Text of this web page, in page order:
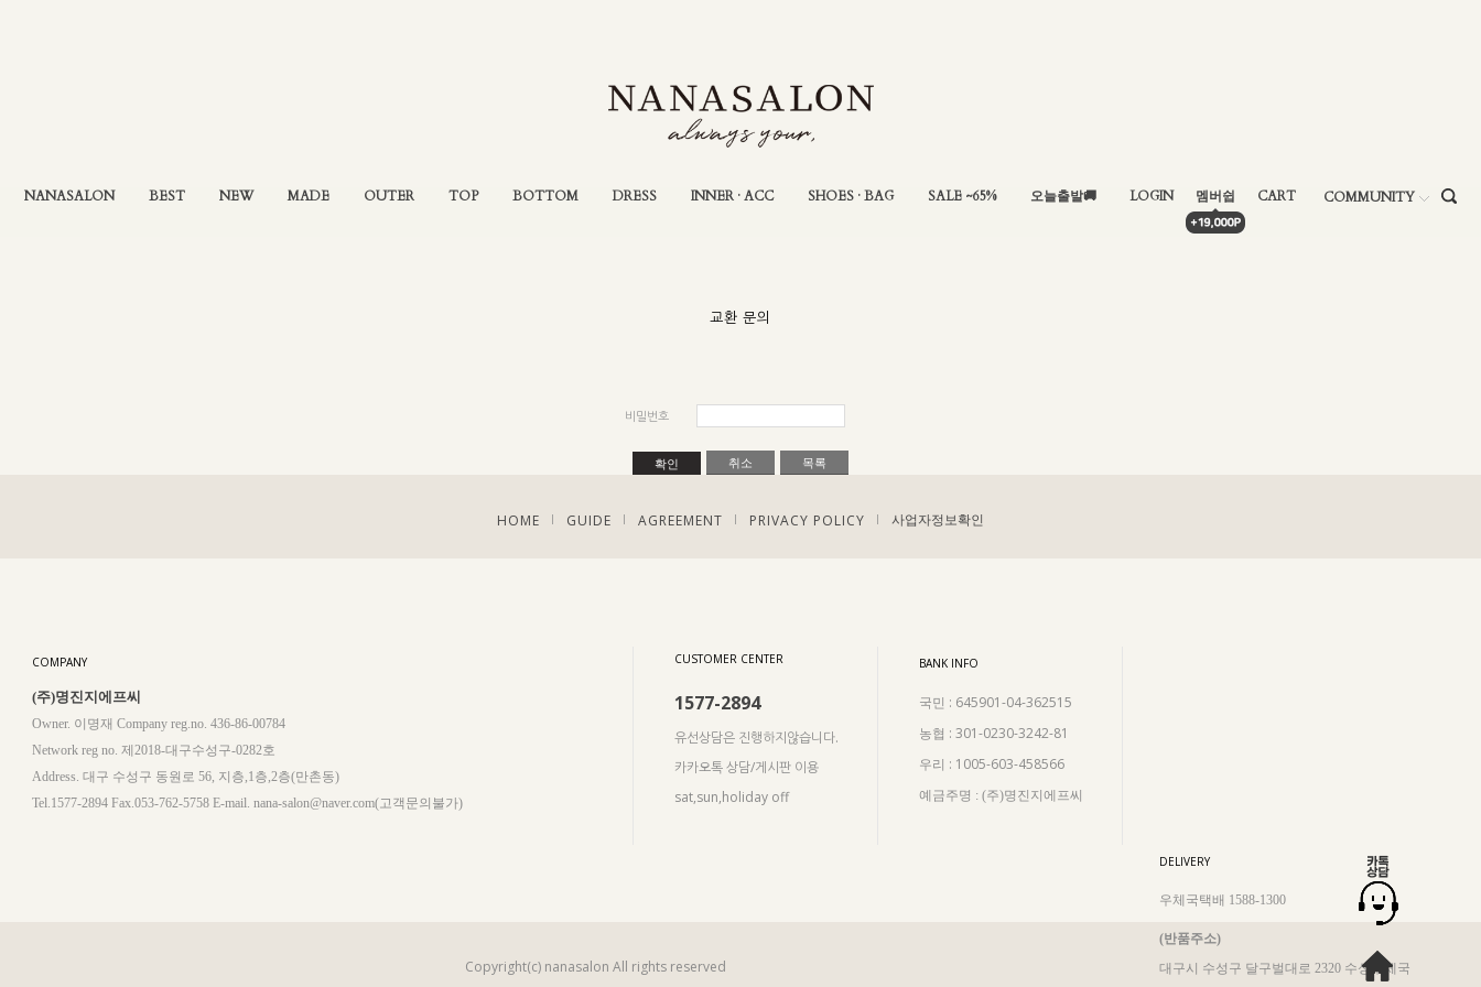
NANASALON BEST NEW MADE OUTER TOP BOTTOM DRESS INNER · ACC SHOES · BAG SALE ~65% 오늘출발🚚 LOGIN 멤버쉽 CART COMMUNITY
교환 문의
비밀번호
확인 취소 목록
HOME | GUIDE | AGREEMENT | PRIVACY POLICY | 사업자정보확인
COMPANY
(주)명진지에프씨
Owner. 이명재 Company reg.no. 436-86-00784
Network reg no. 제2018-대구수성구-0282호
Address. 대구 수성구 동원로 56, 지층,1층,2층(만촌동)
Tel.1577-2894 Fax.053-762-5758 E-mail. nana-salon@naver.com(고객문의불가)
CUSTOMER CENTER
1577-2894
유선상담은 진행하지않습니다.
카카오톡 상담/게시판 이용
sat,sun,holiday off
BANK INFO
국민 : 645901-04-362515
농협 : 301-0230-3242-81
우리 : 1005-603-458566
예금주명 : (주)명진지에프씨
DELIVERY
우체국택배 1588-1300
(반품주소)
대구시 수성구 달구벌대로 2320 수성우체국
Copyright(c) nanasalon All rights reserved